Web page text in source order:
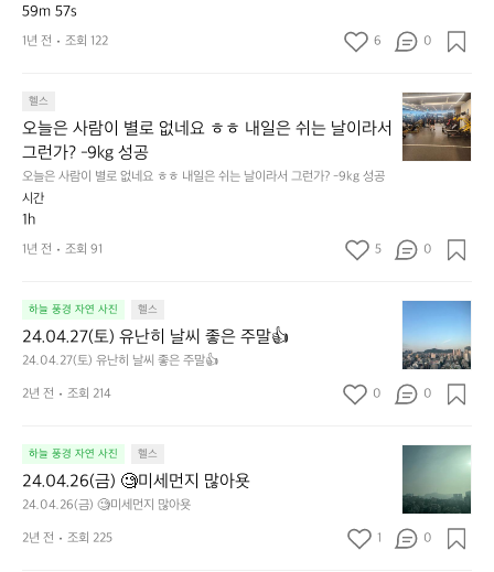
중
혼
하
기
어
려
들
같
해
보
자
🏃
😆
형
님
턱
걸
이
ㅋ
에
하
니
매
우
힘
드
네
😅
심
히
해
서
라
요
료!
은
사
람
이
로
이
길
다
보
덜
됐
군
59m 57s
1년 전 조회 122 6 0
헬스
오늘은 사람이 별로 없네요 ㅎㅎ 내일은 쉬는 날이라서
그런가? -9kg 성공
오늘은 사람이 별로 없네요 ㅎㅎ 내일은 쉬는 날이라서 그런가? -9kg 성공
오
늘
은
사
로
ㅎ
ㅎ
내
일
이
서
시간
1h
1년 전 조회 91 5 0
하늘 풍경 자연 사진 헬스
24.04.27(토) 유난히 날씨 좋은 주말👍
24.04.27(토) 유난히 날씨 좋은 주말👍
4.
0
4.
2
히
날
씨
2년 전 조회 214 0 0
하늘 풍경 자연 사진 헬스
24.04.26(금) 🧐미세먼지 많아욧
24.04.26(금) 🧐미세먼지 많아욧
0
4.
2
2년 전 조회 225 1 0